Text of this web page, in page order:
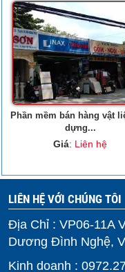
Phần mềm bán hàng vật
dựng...
Giá: Liên hệ
LIÊN HỆ VỚI CHÚNG TÔI
Địa Chỉ : VP06-11A
Dương Đình Nghệ,
Kinh doanh :